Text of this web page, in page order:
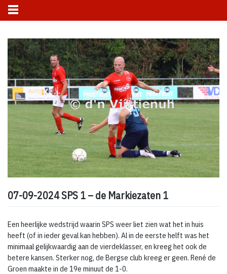
Skip
content
07-09-2024 SPS 1 – de Markiezaten 1
Een heerlijke wedstrijd waarin SPS weer liet zien wat het in huis
heeft (of in ieder geval kan hebben). Al in de eerste helft was het
minimaal gelijkwaardig aan de vierdeklasser, en kreeg het ook de
betere kansen. Sterker nog, de Bergse club kreeg er geen. René de
Groen maakte in de 19e minuut de 1-0.